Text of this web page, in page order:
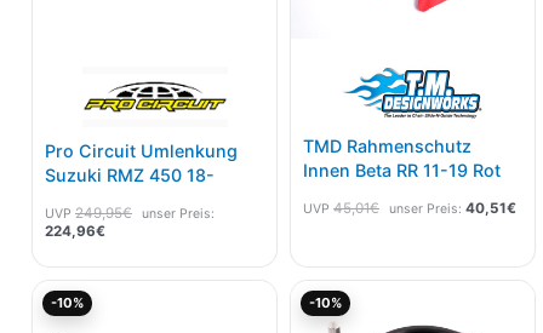
Pro Circuit Umlenkung
Suzuki RMZ 450 18-
UVP 249,95€ unser Preis:
224,96€
TMD Rahmenschutz
Innen Beta RR 11-19 Rot
UVP 45,01€ unser Preis: 40,51€
-10% -10%
war: